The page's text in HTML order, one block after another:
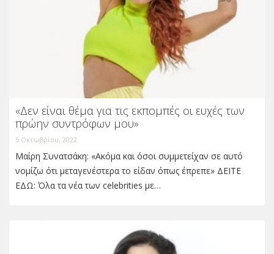
«Δεν είναι θέμα για τις εκπομπές οι ευχές των
πρώην συντρόφων μου»
5 Οκτωβρίου, 2022
Μαίρη Συνατσάκη: «Ακόμα και όσοι συμμετείχαν σε αυτό
νομίζω ότι μεταγενέστερα το είδαν όπως έπρεπε» ΔΕΙΤΕ
ΕΔΩ: Όλα τα νέα των celebrities με…